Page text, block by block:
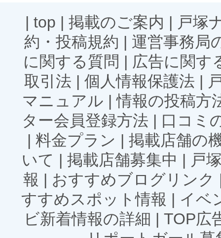
| top | 掲載のご案内 | 戸塚
約・投稿規約 | 運営事務局
に関する質問 | 広告に関す
取引法 | 個人情報保護法 |
マニュアル |情報の投稿方
ター会員登録方法 | 口コミ
| 料金プラン | 掲載店舗の
いて | 掲載店舗募集中 | 戸
報 | おすすめブログリンク
すすめスポット情報 | イベ
ビ新着情報の詳細 | TOP広